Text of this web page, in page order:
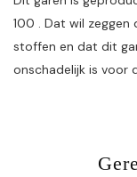
100 . Dat wil
stoffen en dat dit
onschadelijk is voor